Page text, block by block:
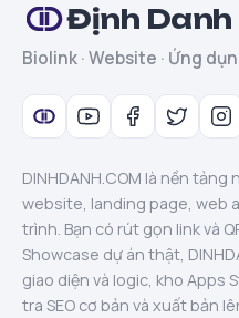
Định Danh
Biolink · Website · Ứng
DINHDANH.COM là nền tảng
website, landing page, web
trình. Bạn có rút gọn link và
Showcase dự án thật,
giao diện và logic, kho Apps
tra SEO cơ bản và xuất bản